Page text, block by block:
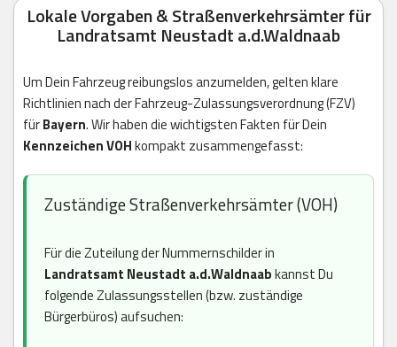
Lokale Vorgaben & Straßenverkehrsämter für
Landratsamt Neustadt a.d.Waldnaab
Um Dein Fahrzeug reibungslos anzumelden, gelten klare
Richtlinien nach der Fahrzeug-Zulassungsverordnung (FZV)
fürBayern. Wir haben die wichtigsten Fakten für Dein
Kennzeichen VOHkompakt zusammengefasst:
Zuständige Straßenverkehrsämter (VOH)
Für die Zuteilung der Nummernschilder in
Landratsamt Neustadt a.d.Waldnaabkannst Du
folgende Zulassungsstellen (bzw. zuständige
Bürgerbüros) aufsuchen: